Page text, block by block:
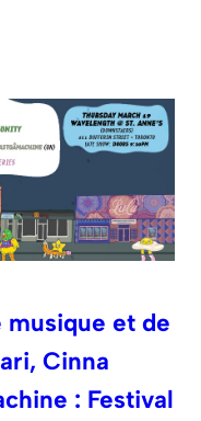
musique et de
Cinna
: Festival